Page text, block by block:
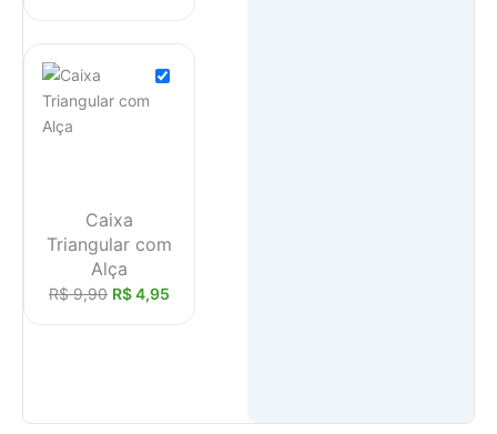
Caixa
Triangular com
Alça
R$9,90 R$4,95